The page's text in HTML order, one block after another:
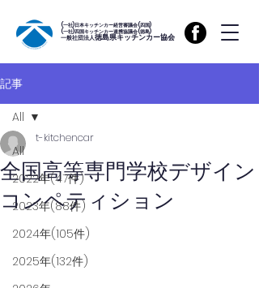
(一社)日本キッチンカー経営審議会(四国)
(一社)四国キッチンカー連携協議会(徳島)
一般社団法人徳島県キッチンカー協会
記事
All
2022年(47件)
2023年(88件)
2024年(105件)
2025年(132件)
All
全国高等専門学校デザイン
コンペティション
t-kitchencar